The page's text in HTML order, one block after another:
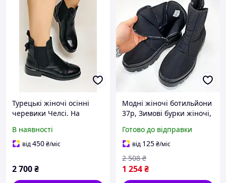
Турецькі жіночі осінні
черевики Челсі. На
Натуральна шкіра. Stella
Morzettу. Р 36 38.39 40
В наявності
від450₴/міс
2 700₴
Модні жіночі ботильйони
37р, Зимові бурки жіночі,
черевики утеплені челсі
AK-72
Готово до відправки
від 125₴/міс
1 254₴
2 508 ₴